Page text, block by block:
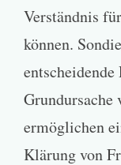
Verständnis
können.
Grundursache
ermöglichen
Klärung von